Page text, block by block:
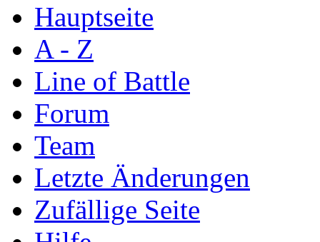
Hauptseite
A - Z
Line of Battle
Forum
Team
Letzte Änderungen
Zufällige Seite